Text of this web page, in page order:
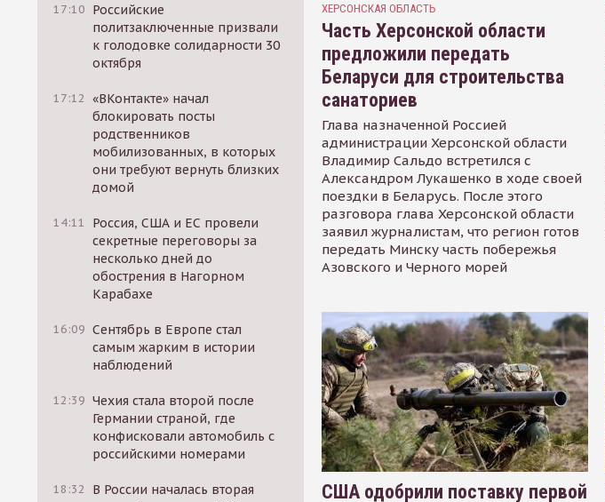
17:10 Российские
политзаключенные призвали
к голодовке солидарности 30
октября
17:12 «ВКонтакте» начал
блокировать посты
родственников
мобилизованных, в которых
они требуют вернуть близких
домой
14:11
Россия, США и ЕС провели
секретные переговоры за
несколько дней до
обострения в Нагорном
Карабахе
16:09 Сентябрь в Европе стал
самым жарким в истории
наблюдений
12:39 Чехия стала второй после
Германии страной, где
конфисковали автомобиль с
российскими номерами
18:32
В России началась вторая
ХЕРСОНСКАЯ ОБЛАСТЬ
Часть Херсонской области
предложили передать
Беларуси для строительства
санаториев
Глава назначенной Россией
администрации Херсонской области
Владимир Сальдо встретился с
Александром Лукашенко в ходе своей
поездки в Беларусь. После этого
разговора глава Херсонской области
заявил журналистам, что регион готов
передать Минску часть побережья
Азовского и Черного морей
США одобрили поставку первой